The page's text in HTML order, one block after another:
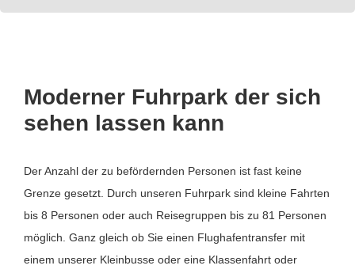
Moderner Fuhrpark der sich
sehen lassen kann
Der Anzahl der zu befördernden Personen ist fast keine
Grenze gesetzt. Durch unseren Fuhrpark sind kleine Fahrten
bis 8 Personen oder auch Reisegruppen bis zu 81 Personen
möglich. Ganz gleich ob Sie einen Flughafentransfer mit
einem unserer Kleinbusse oder eine Klassenfahrt oder